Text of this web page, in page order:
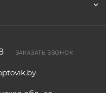
ЗАКАЗАТЬ ЗВОНОК